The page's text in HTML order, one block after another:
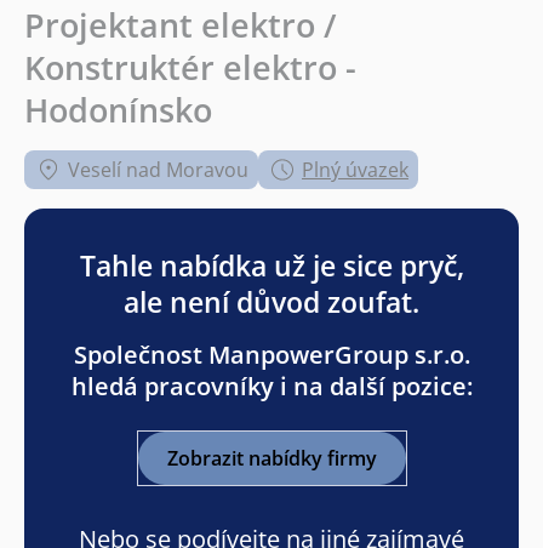
Projektant elektro /
Konstruktér elektro -
Hodonínsko
Veselí nad Moravou Plný úvazek
Tahle nabídka už je sice pryč,
ale není důvod zoufat.
Společnost ManpowerGroup s.r.o.
hledá pracovníky i na další pozice:
Zobrazit nabídky firmy
Nebo se podívejte na jiné zajímavé